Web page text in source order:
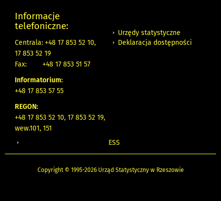
Informacje
telefoniczne:
Centrala: +48 17 853 52 10,
17 853 52 19
Fax:
+48 17 853 51 57
Informatorium:
+48 17 853 57 55
REGON:
+48 17 853 52 10, 17 853 52 19,
wew.101, 151
Urzędy statystyczne
Deklaracja dostępności
ESS
Copyright © 1995-2026 Urząd Statystyczny w Rzeszowie